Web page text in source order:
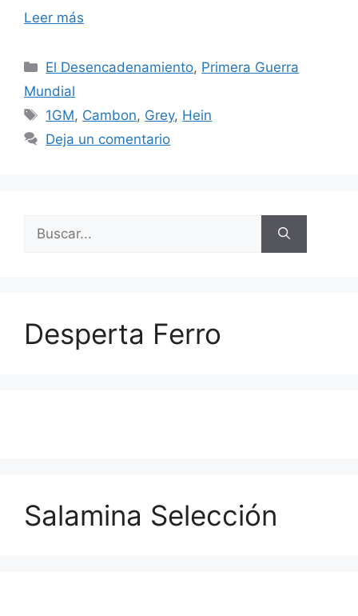
Leer más
Categorías
El Desencadenamiento, Primera Guerra
Mundial
Etiquetas
1GM, Cambon, Grey, Hein
Deja un comentario
Buscar:
Desperta Ferro
Salamina Selección